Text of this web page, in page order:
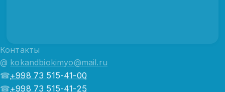
Контакты
@ kokandbiokimyo@mail.ru
☎+998 73 515-41-00
☎+998 73 515-41-25